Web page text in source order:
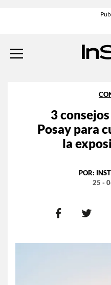
3
Posay para
la
POR:
25 -